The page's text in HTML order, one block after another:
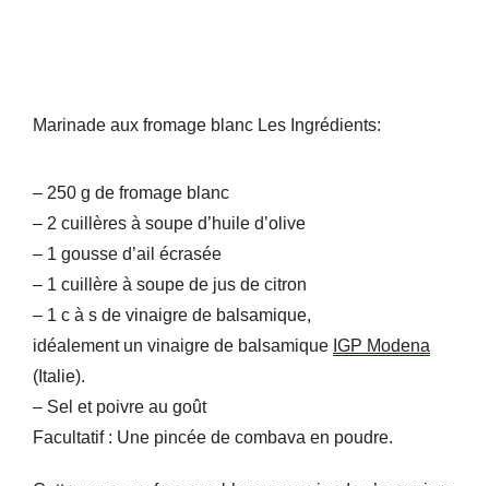
Marinade aux fromage blanc Les Ingrédients:
– 250 g de fromage blanc
– 2 cuillères à soupe d’huile d’olive
– 1 gousse d’ail écrasée
– 1 cuillère à soupe de jus de citron
– 1 c à s de vinaigre de balsamique,
idéalement un vinaigre de balsamique IGP Modena
(Italie).
– Sel et poivre au goût
Facultatif : Une pincée de combava en poudre.